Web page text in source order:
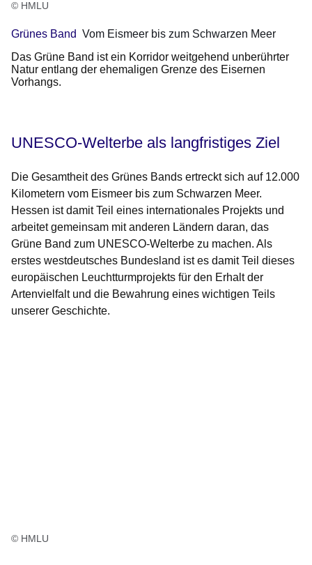
© HMLU
Grünes Band Vom Eismeer bis zum Schwarzen Meer
Das Grüne Band ist ein Korridor weitgehend unberührter
Natur entlang der ehemaligen Grenze des Eisernen
Vorhangs.
UNESCO-Welterbe als langfristiges Ziel
Die Gesamtheit des Grünes Bands ertreckt sich auf 12.000
Kilometern vom Eismeer bis zum Schwarzen Meer.
Hessen ist damit Teil eines internationales Projekts und
arbeitet gemeinsam mit anderen Ländern daran, das
Grüne Band zum UNESCO-Welterbe zu machen. Als
erstes westdeutsches Bundesland ist es damit Teil dieses
europäischen Leuchtturmprojekts für den Erhalt der
Artenvielfalt und die Bewahrung eines wichtigen Teils
unserer Geschichte.
© HMLU